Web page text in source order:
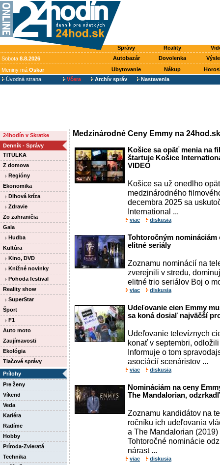
Správy Reality
Sobota 8.8.2026 Autobazár Dovolenka
Meniny má Oskar Ubytovanie Nákup
Úvodná strana
Včera Archív správ Nastavenia
24hodín v Skratke
Denník - Správy
TITULKA
Z domova
Regióny
Ekonomika
Dlhová kríza
Zdravie
Zo zahraničia
Gala
Hudba
Kultúra
Kino, DVD
Knižné novinky
Pohoda festival
Reality show
SuperStar
Šport
F1
Auto moto
Zaujímavosti
Ekológia
Tlačové správy
Prílohy
Pre ženy
Víkend
Veda
Kariéra
Radíme
Hobby
Príroda-Zvieratá
Technika
Medzinárodné Ceny Emmy na
Košice sa opäť menia na
štartuje Košice
VIDEO
Košice sa už onedlho
medzinárodného
decembra 2025 sa
International ...
viac diskusia
Tohtoročným
elitné seriály
Zoznamu nominácií na
zverejnili v stredu,
elitné trio seriálov Boj o
viac diskusia
Udeľovanie cien Emmy
sa koná dosiaľ najväčší
Udeľovanie televíznych
konať v septembri,
Informuje o tom
asociácií scenáristov ...
viac diskusia
Nomináciám na ceny
The Mandalorian,
Zoznamu kandidátov na
ročníku ich udeľovania
a The Mandalorian
Tohtoročné nominácie
nárast ...
viac diskusia